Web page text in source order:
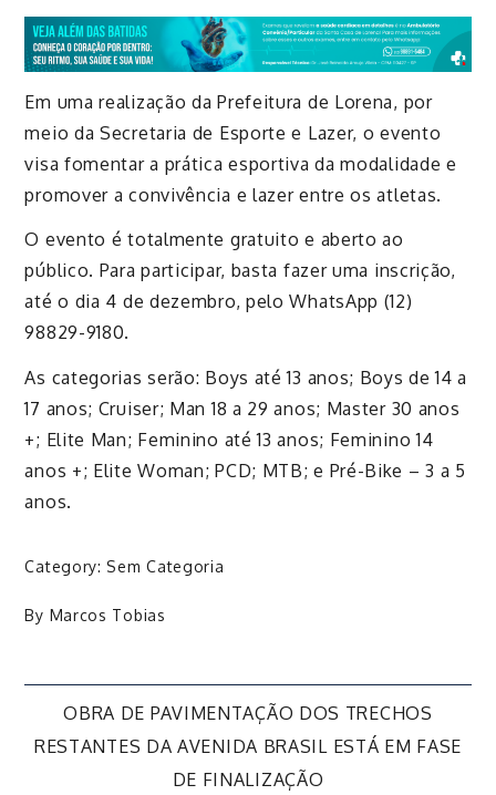
Em uma realização da Prefeitura de Lorena, por
meio da Secretaria de Esporte e Lazer, o evento
visa fomentar a prática esportiva da modalidade e
promover a convivência e lazer entre os atletas.
O evento é totalmente gratuito e aberto ao
público. Para participar, basta fazer uma inscrição,
até o dia 4 de dezembro, pelo WhatsApp (12)
98829-9180.
As categorias serão: Boys até 13 anos; Boys de 14 a
17 anos; Cruiser; Man 18 a 29 anos; Master 30 anos
+; Elite Man; Feminino até 13 anos; Feminino 14
anos +; Elite Woman; PCD; MTB; e Pré-Bike – 3 a 5
anos.
Category: Sem Categoria
By Marcos Tobias
Navegação
OBRA DE PAVIMENTAÇÃO DOS TRECHOS
RESTANTES DA AVENIDA BRASIL ESTÁ EM FASE
DE FINALIZAÇÃO